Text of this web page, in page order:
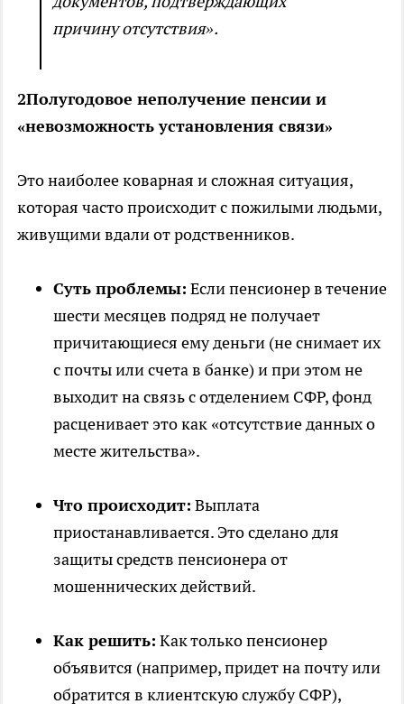
причину отсутствия».
2Полугодовое неполучение пенсии и
«невозможность установления связи»
Это наиболее коварная и сложная ситуация,
которая часто происходит с пожилыми людьми,
живущими вдали от родственников.
Суть проблемы: Если пенсионер в течение
шести месяцев подряд не получает
причитающиеся ему деньги (не снимает их
с почты или счета в банке) и при этом не
выходит на связь с отделением СФР, фонд
расценивает это как «отсутствие данных о
месте жительства».
Что происходит: Выплата
приостанавливается. Это сделано для
защиты средств пенсионера от
мошеннических действий.
Как решить: Как только пенсионер
объявится (например, придет на почту или
обратится в клиентскую службу СФР),